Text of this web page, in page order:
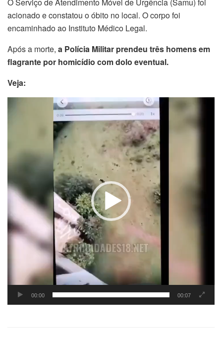
acionado e constatou o óbito no local. O corpo foi
encaminhado ao Instituto Médico Legal.
Após a morte, a Polícia Militar prendeu três homens em
flagrante por homicídio com dolo eventual.
Veja:
00:00 00:07